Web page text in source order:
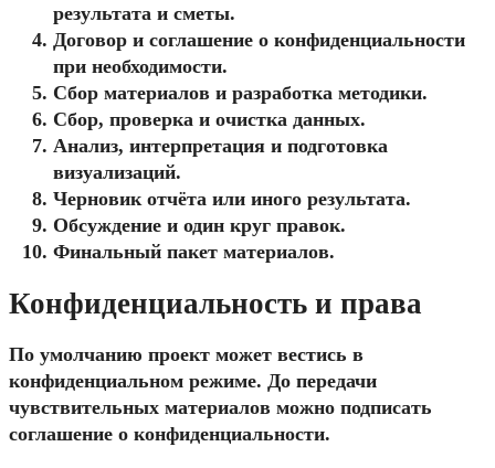
результата и сметы.
Договор и соглашение о конфиденциальности
при необходимости.
Сбор материалов и разработка методики.
Сбор, проверка и очистка данных.
Анализ, интерпретация и подготовка
визуализаций.
Черновик отчёта или иного результата.
Обсуждение и один круг правок.
Финальный пакет материалов.
Конфиденциальность и права
По умолчанию проект может вестись в
конфиденциальном режиме. До передачи
чувствительных материалов можно подписать
соглашение о конфиденциальности.